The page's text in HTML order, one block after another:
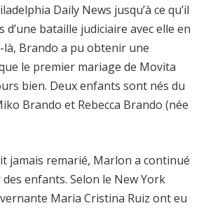
Daily News jusqu’à ce qu’il
bataille judiciaire avec elle en
là, Brando a pu obtenir une
le premier mariage de Movita
bien. Deux enfants sont nés du
Brando et Rebecca Brando (née
jamais remarié, Marlon a continué
enfants. Selon le New York
Maria Cristina Ruiz ont eu